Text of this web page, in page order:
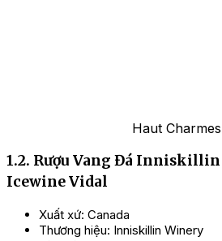
Haut
1.2. Rượu Vang Đá Inniskillin
Icewine Vidal
Xuất xứ: Canada
Thương hiệu: Inniskillin Winery